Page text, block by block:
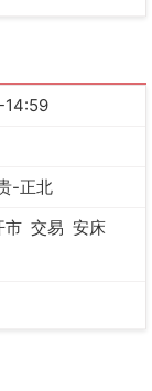
14:59
-正北
市 交易 安床